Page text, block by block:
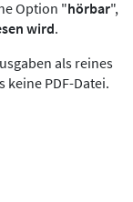
Option "hörbar",
wird.
als reines
keine PDF-Datei.